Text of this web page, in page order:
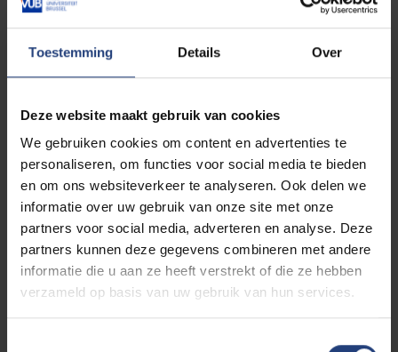
Toestemming Details Over
Deze website maakt gebruik van cookies
We gebruiken cookies om content en advertenties te
personaliseren, om functies voor social media te bieden
en om ons websiteverkeer te analyseren. Ook delen we
informatie over uw gebruik van onze site met onze
partners voor social media, adverteren en analyse. Deze
partners kunnen deze gegevens combineren met andere
informatie die u aan ze heeft verstrekt of die ze hebben
verzameld op basis van uw gebruik van hun services.
Van taalcursussen tot officieel erkende taaltesten,
individuele taalondersteuning: bij het Academisch
Centrum voor Taalonderwijs (ACTO) op onze VUB
taaldiensten. Geen betere plek om een taal te leren
dan in onze meertalige wereldstad Brussel!
Ontdek het aanbod van ACTO
CVO Semper